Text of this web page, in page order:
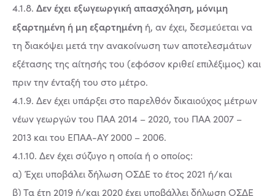
4.1.8. Δεν έχει εξωγεωργική απασχόληση, μόνιμη
εξαρτημένη ή μη εξαρτημένη ή, αν έχει, δεσμεύεται να
τη διακόψει μετά την ανακοίνωση των αποτελεσμάτων
εξέτασης της αίτησής του (εφόσον κριθεί επιλέξιμος) και
πριν την ένταξή του στο μέτρο.
4.1.9. Δεν έχει υπάρξει στο παρελθόν δικαιούχος μέτρων
νέων γεωργών του ΠΑΑ 2014 – 2020, του ΠΑΑ 2007 –
2013 και του ΕΠΑΑ-ΑΥ 2000 – 2006.
4.1.10. Δεν έχει σύζυγο η οποία ή ο οποίος:
α) Έχει υποβάλει δήλωση ΟΣΔΕ το έτος 2021 ή/και
β) Τα έτη 2019 ή/και 2020 έχει υποβάλλει δήλωση ΟΣΔΕ